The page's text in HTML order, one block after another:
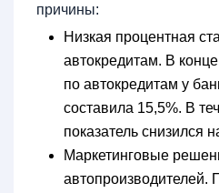
причины:
Низкая процентная
автокредитам. В
по автокредитам у
составила 15,5%. В
показатель снизился
Маркетинговые